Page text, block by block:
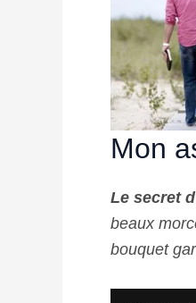
Mon
Le secret
beaux
bouquet